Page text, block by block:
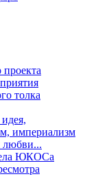
толка
империализм
любви...
ЮКОСа